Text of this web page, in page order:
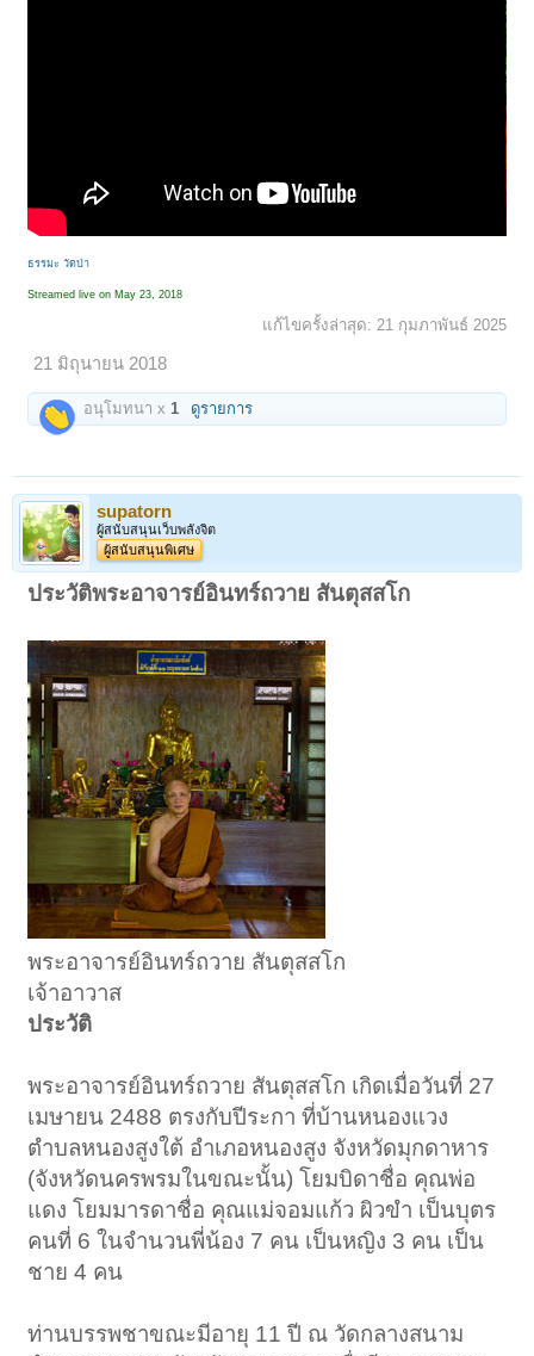
ธรรมะ วัดป่า
Streamed live on May 23, 2018
แก้ไขครั้งล่าสุด: 21 กุมภาพันธ์ 2025
21 มิถุนายน 2018
อนุโมทนา x1 ดูรายการ
supatorn
ผู้สนับสนุนเว็บพลังจิต
ผู้สนับสนุนพิเศษ
ประวัติพระอาจารย์อินทร์ถวาย สันตุสสโก
พระอาจารย์อินทร์ถวาย สันตุสสโก
เจ้าอาวาส
ประวัติ
พระอาจารย์อินทร์ถวาย สันตุสสโก เกิดเมื่อวันที่ 27
เมษายน 2488 ตรงกับปีระกา ที่บ้านหนองแวง
ตำบลหนองสูงใต้ อำเภอหนองสูง จังหวัดมุกดาหาร
(จังหวัดนครพรมในขณะนั้น) โยมบิดาชื่อ คุณพ่อ
แดง โยมมารดาชื่อ คุณแม่จอมแก้ว ผิวขำ เป็นบุตร
คนที่ 6 ในจำนวนพี่น้อง 7 คน เป็นหญิง 3 คน เป็น
ชาย 4 คน
ท่านบรรพชาขณะมีอายุ 11 ปี ณ วัดกลางสนาม